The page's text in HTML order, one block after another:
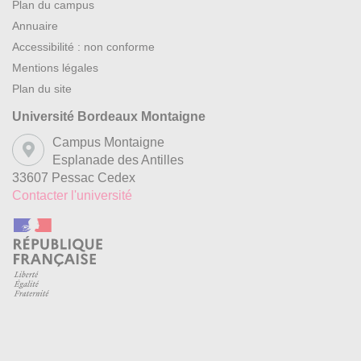
Littérature moderne et contemporaine (19e au
1ersemestre / 20
Cultures et littératures francophones (uniquement au
Art régional
Français du tourisme
Français des affaires
Contrôle des connaissances
Pour la majorité des cours, le contrôle de connaissances
comprend deux parties obligatoires :
Plan du campus
Annuaire
Accessibilité : non conforme
Mentions légales
Plan du site
Université Bordeaux Montaigne
Campus Montaigne
Esplanade des Antilles
33607 Pessac Cedex
Contacter l'université